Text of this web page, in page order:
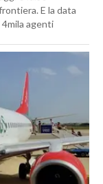
E la data
agenti